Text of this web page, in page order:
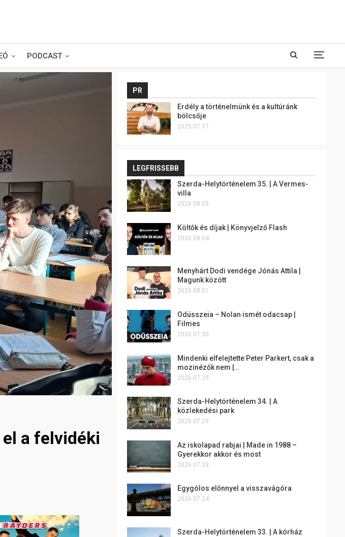
PODCAST
a felvidéki
PR
Erdély a történelmünk és a kultúránk
bölcsője
2025.07.17.
LEGFRISSEBB
Szerda-Helytörténelem 35. | A Vermes-
villa
2026.08.05.
Költők és díjak | Könyvjelző Flash
2026.08.04.
Menyhárt Dodi vendége Jónás Attila |
Magunk között
2026.08.01.
Odüsszeia – Nolan ismét odacsap |
Filmes
2026.07.30.
Mindenki elfelejtette Peter Parkert, csak a
mozinézők nem |…
2026.07.29.
Szerda-Helytörténelem 34. | A
közlekedési park
2026.07.29.
Az iskolapad rabjai | Made in 1988 –
Gyerekkor akkor és most
2026.07.29.
Egygólos előnnyel a visszavágóra
2026.07.24.
Szerda-Helytörténelem 33. | A kórház